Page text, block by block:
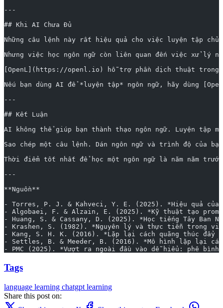
---
## Khi AI Chưa Đủ
Những câu lệnh này rất hiệu quả cho việc luyện tập
Nhưng việc học ngôn ngữ còn liên quan đến việc xử lý
[OpenL](https://openl.io) hỗ trợ phần dịch thuật trong
Nếu bạn dùng AI để *luyện tập* ngôn ngữ, hãy dùng
---
## Kết Luận
AI không thể giúp bạn thành thạo ngôn ngữ. Luyện tập
Sao chép một câu lệnh. Dán ngôn ngữ và trình độ của
Thời điểm tốt nhất để học một ngôn ngữ là năm năm
---
**Nguồn**
- Torres, P. J. & Kahveci, Y. E. (2025). *Hiệu quả của
- Algobaei, F. & Alzain, E. (2025). *Kỹ thuật tạo prompt
- Huang, S. & Cassany, D. (2025). *Học tiếng Tây Ban
- Krashen, S. (1982). *Nguyên lý và thực tiễn trong
- Kang, S. H. K. (2016). *Lặp lại cách quãng thúc đẩy
- Settles, B. & Meeder, B. (2016). *Mô hình lặp lại
- PMC (2025). *Vượt ra ngoài đầu vào dễ hiểu: phê
Tags
language learning chatgpt learning
Share this post on: